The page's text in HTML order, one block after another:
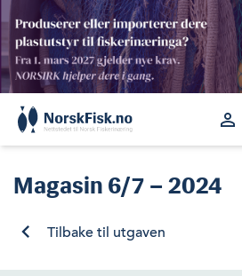
Skip
content
perm_identity
Magasin 6/7 – 2024
Tilbake til utgaven